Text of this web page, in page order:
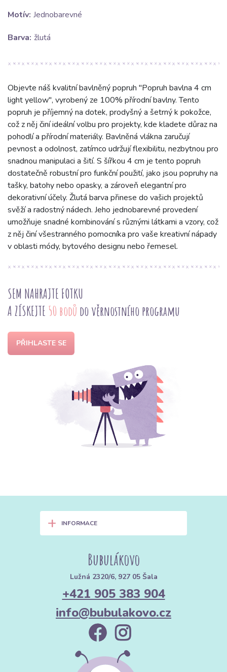
Motív: Jednobarevné
Barva: žlutá
Objevte náš kvalitní bavlněný popruh "Popruh bavlna 4 cm
light yellow", vyrobený ze 100% přírodní bavlny. Tento
popruh je příjemný na dotek, prodyšný a šetrný k pokožce,
což z něj činí ideální volbu pro projekty, kde kladete důraz na
pohodlí a přírodní materiály. Bavlněná vlákna zaručují
pevnost a odolnost, zatímco udržují flexibilitu, nezbytnou pro
snadnou manipulaci a šití. S šířkou 4 cm je tento popruh
dostatečně robustní pro funkční použití, jako jsou popruhy na
tašky, batohy nebo opasky, a zároveň elegantní pro
dekorativní účely. Žlutá barva přinese do vašich projektů
svěží a radostný nádech. Jeho jednobarevné provedení
umožňuje snadné kombinování s různými látkami a vzory, což
z něj činí všestranného pomocníka pro vaše kreativní nápady
v oblasti módy, bytového designu nebo řemesel.
SEM NAHRAJTE FOTKU
A ZÍSKEJTE 50 bodů do věrnostního programu
PŘIHLASTE SE
+ INFORMACE
Bubulákovo
Lužná 2320/6, 927 05 Šala
+421 905 383 904
info@bubulakovo.cz